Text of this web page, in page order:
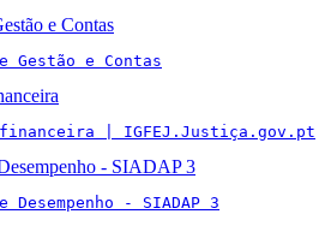
e Contas
Gestão e Contas
financeira | IGFEJ.Justiça.gov.pt
- SIADAP 3
Desempenho - SIADAP 3